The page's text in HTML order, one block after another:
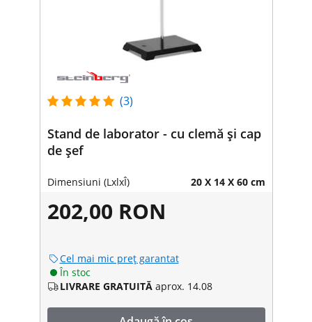
(3)
Stand de laborator - cu clemă și cap
de șef
Dimensiuni (LxlxÎ) 20 X 14 X 60 cm
202,00 RON
Cel mai mic preț garantat
În stoc
LIVRARE GRATUITĂ aprox. 14.08